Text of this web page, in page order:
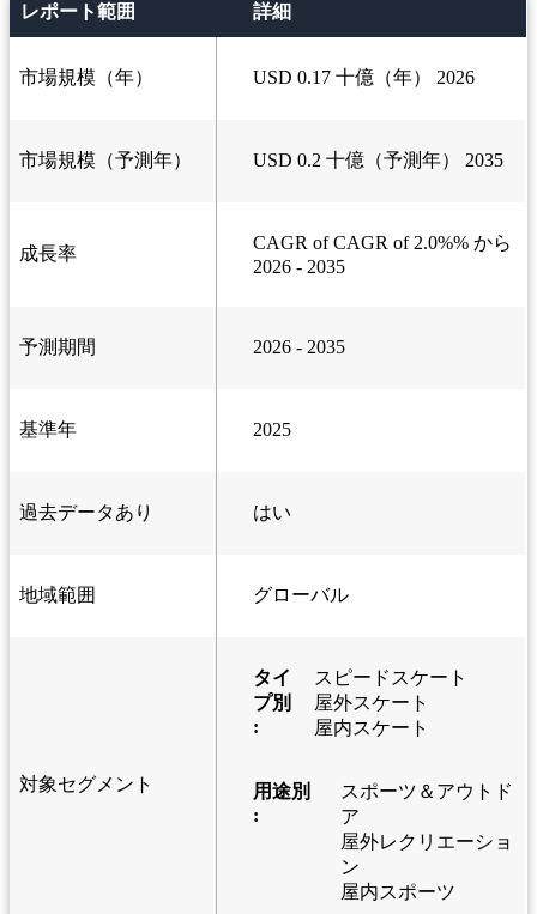
レポート範囲 詳細
市場規模（年） USD 0.17 十億（年） 2026
市場規模（予測年） USD 0.2 十億（予測年） 2035
成長率
CAGR of CAGR of 2.0%% から
2026 - 2035
予測期間 2026 - 2035
基準年 2025
過去データあり はい
地域範囲 グローバル
対象セグメント
タイ
プ別
:
スピードスケート
屋外スケート
屋内スケート
用途別
:
スポーツ＆アウトド
ア
屋外レクリエーショ
ン
屋内スポーツ